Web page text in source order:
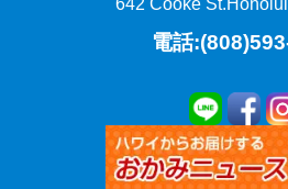
642 Cooke St.
電話